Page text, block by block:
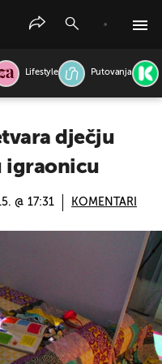
Lifestyle Putovanja
dječju
igraonicu
@ 17:31 KOMENTARI